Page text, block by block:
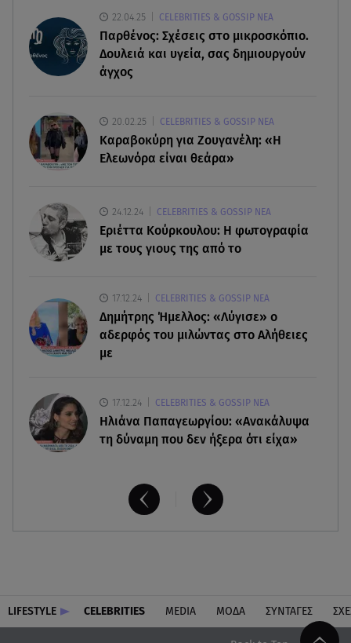
07.08.26 , 20:13
Κυψέλη: Tι βρέθηκε στο διαμέρισμα της
38χρονης Λίζα
Συντάξεις Σεπτεμβρίου: Πότε θα μπουν τα
χρήματα στους λογαριασμούς
- Σηκώθηκαν εναέρια μέσα
07.08.26 , 18:34
22.04.25 CELEBRITIES & GOSSIP ΝΕΑ
Παρθένος: Σχέσεις στο μικροσκόπιο.
Δουλειά και υγεία, σας δημιουργούν
άγχος
20.02.25 CELEBRITIES & GOSSIP ΝΕΑ
Καραβοκύρη για Ζουγανέλη: «Η
Ελεωνόρα είναι θεάρα»
24.12.24 CELEBRITIES & GOSSIP ΝΕΑ
Εριέττα Κούρκουλου: Η φωτογραφία
με τους γιους της από το
17.12.24 CELEBRITIES & GOSSIP ΝΕΑ
Δημήτρης Ήμελλος: «Λύγισε» ο
αδερφός του μιλώντας στο Αλήθειες
με
17.12.24 CELEBRITIES & GOSSIP ΝΕΑ
Ηλιάνα Παπαγεωργίου: «Ανακάλυψα
τη δύναμη που δεν ήξερα ότι είχα»
LIFESTYLE CELEBRITIES MEDIA ΜΟΔΑ ΣΥΝΤΑΓΕΣ